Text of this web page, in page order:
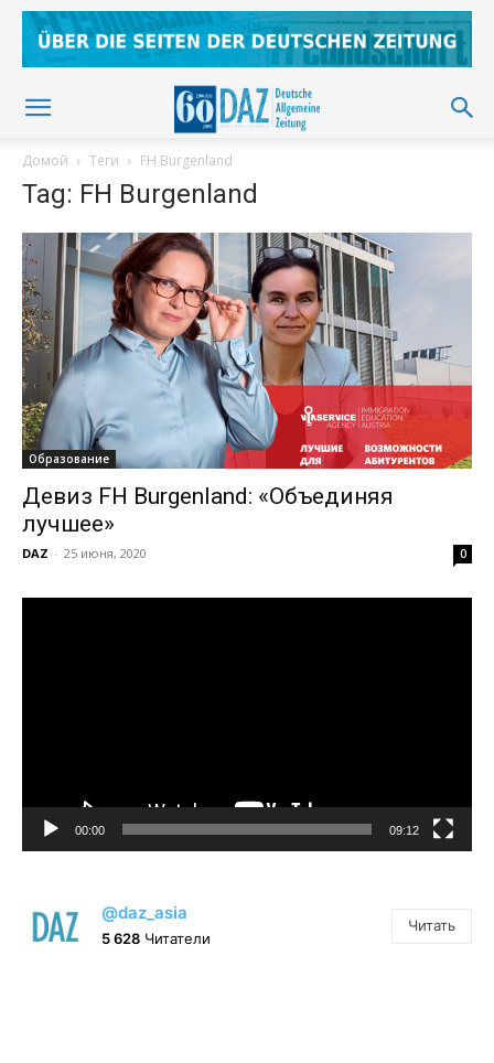
Домой Теги FH Burgenland
Tag: FH Burgenland
Образование
Девиз FH Burgenland: «Объединяя
лучшее»
DAZ - 25 июня, 2020 0
00:00 09:12
@daz_asia
5 628 Читатели
Читать